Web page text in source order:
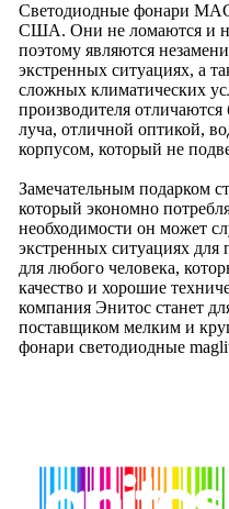
Светодиодные фонари
США. Они не ломаются и
поэтому являются
экстренных ситуациях, а
сложных климатических
производителя
луча, отличной оптикой,
корпусом, который не
Замечательным подарком
который экономно
необходимости он может
экстренных ситуациях для
для любого человека,
качество и хорошие
компания Энитос станет
поставщиком мелким и
фонари светодиодные